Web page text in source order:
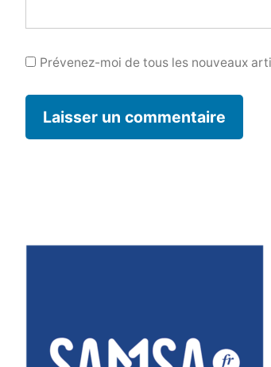
Prévenez-moi de tous les nouveaux